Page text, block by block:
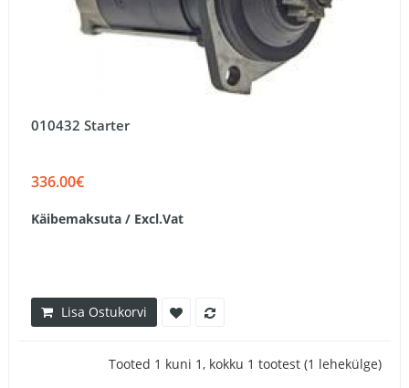
010432 Starter
336.00€
Käibemaksuta / Excl.Vat
Lisa Ostukorvi
Tooted 1 kuni 1, kokku 1 tootest (1 lehekülge)